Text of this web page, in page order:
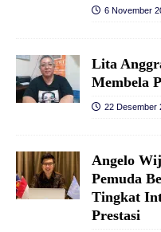
6 November
Lita
Membela
22 Desember
Angelo
Pemuda
Tingkat
Prestasi